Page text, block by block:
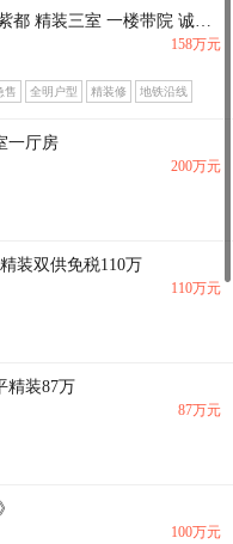
农业大学 大润发金日紫都 精装三室 一楼带院 诚心出售 随时看房
售 全明户型 精装修 地铁沿线
158万元
一厅房
200万元
装双供免税110万
110万元
精装87万
87万元
100万元